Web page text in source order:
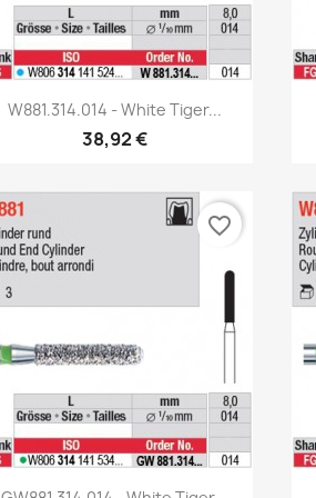
Aperçu rapide
W881.314.014 - White Tiger...
38,92 €
Aperçu rapide
favorite_border